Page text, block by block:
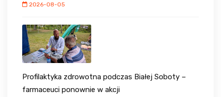
2026-08-05
Profilaktyka zdrowotna podczas Białej Soboty –
farmaceuci ponownie w akcji